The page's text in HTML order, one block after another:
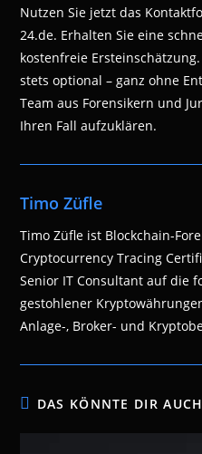
Nutzen Sie jetzt das
24.de. Erhalten Sie eine
kostenfreie
stets optional – ganz ohne
Team aus Forensikern und
Ihren Fall aufzuklären.
Timo Züfle
Timo Züfle ist Blockchain-
Cryptocurrency Tracing
Senior IT Consultant auf die
gestohlener
Anlage-, Broker- und
DAS KÖNNTE DIR